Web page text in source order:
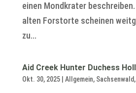
einen Mondkrater
alten Forstorte scheinen
zu...
Aid Creek Hunter Duchess
Okt. 30, 2025| Allgemein, Sachsenwald,